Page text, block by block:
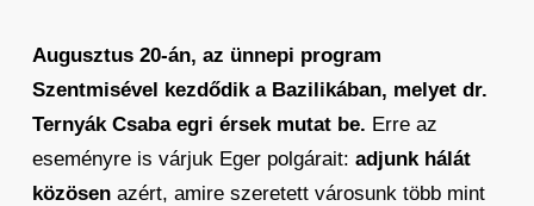
Augusztus 20-án, az ünnepi program
Szentmisével kezdődik a Bazilikában, melyet dr.
Ternyák Csaba egri érsek mutat be. Erre az
eseményre is várjuk Eger polgárait: adjunk hálát
közösenazért, amire szeretett városunk több mint